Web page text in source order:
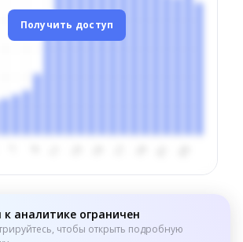
Получить доступ
к аналитике ограничен
чтобы открыть подробную